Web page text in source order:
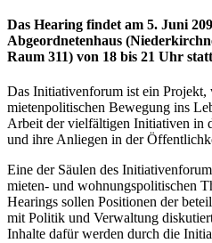
Das Hearing findet am 5. Juni
Abgeordnetenhaus
Raum 311) von 18 bis 21 Uhr
Das Initiativenforum ist ein Projekt,
mietenpolitischen Bewegung ins
Arbeit der vielfältigen Initiativen in
und ihre Anliegen in der
Eine der Säulen des
mieten- und wohnungspolitischen
Hearings sollen Positionen der
mit Politik und Verwaltung
Inhalte dafür werden durch die